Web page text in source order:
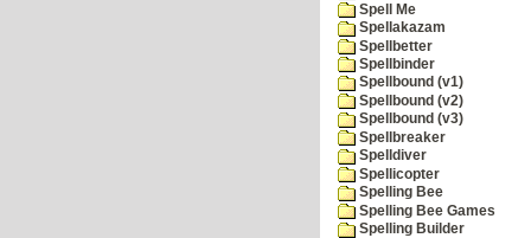
Spell Me
Spellakazam
Spellbetter
Spellbinder
Spellbound (v1)
Spellbound (v2)
Spellbound (v3)
Spellbreaker
Spelldiver
Spellicopter
Spelling Bee
Spelling Bee Games
Spelling Builder